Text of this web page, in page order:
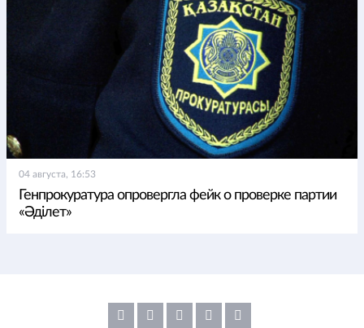
04 августа, 16:53
Генпрокуратура опровергла фейк о проверке партии
«Әділет»